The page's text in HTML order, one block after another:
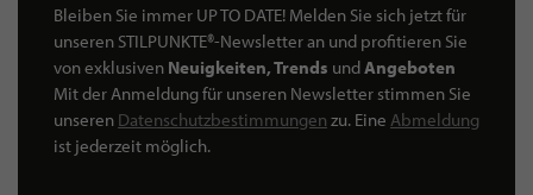
Bleiben Sie immer UP TO DATE! Melden Sie sich jetzt für
unseren STILPUNKTE®-Newsletter an und profitieren Sie
von exklusiven Neuigkeiten, Trends undAngeboten
Mit der Anmeldung für unseren Newsletter stimmen Sie
unseren Datenschutzbestimmungen zu. Eine Abmeldung
ist jederzeit möglich.